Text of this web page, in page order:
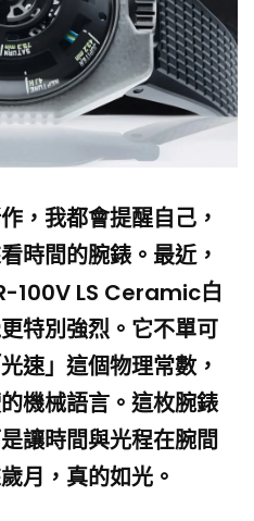
，我都會提醒自己，
時間的腕錶。最近，
100V LS Ceramic白
特別強烈。它不單可
速」這個物理常數，
機械語言。這枚腕錶
讓時間與光程在腕間
月，真的如光。